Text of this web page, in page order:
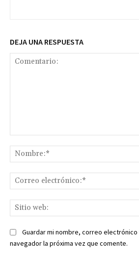
DEJA UNA RESPUESTA
Guardar mi nombre, correo
navegador la próxima vez que comente.